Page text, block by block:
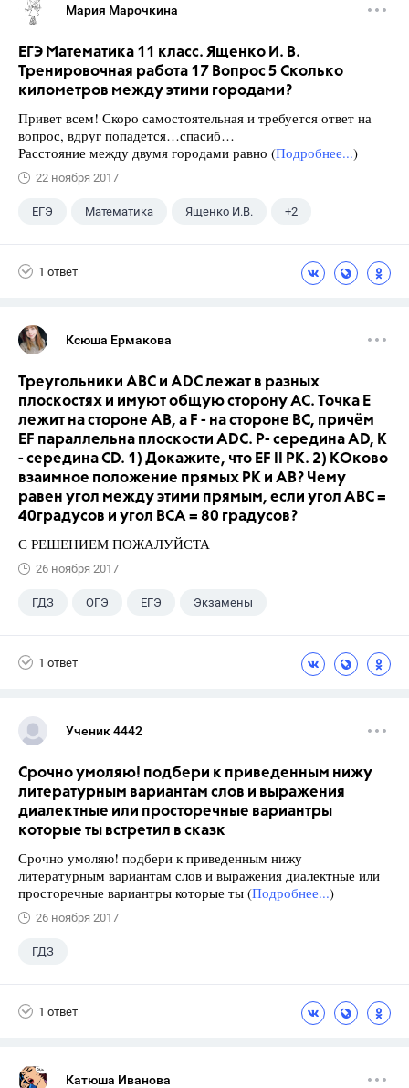
Мария Марочкина
ЕГЭ Математика 11 класс. Ященко И. В.
Тренировочная работа 17 Вопрос 5 Сколько
километров между этими городами?
Привет всем! Скоро самостоятельная и требуется ответ на
вопрос, вдруг попадется…спасиб…
Расстояние между двумя городами равно (Подробнее...)
22 ноября 2017
ЕГЭ Математика Ященко И.В. +2
1 ответ
Ксюша Ермакова
Треугольники ABC и ADC лежат в разных
плоскостях и имуют общую сторону AC. Точка E
лежит на стороне AB, а F - на стороне BC, причём
EF параллельна плоскости ADC. P- середина AD, K
- середина CD. 1) Докажите, что EF II PK. 2) КОково
взаимное положение прямых PK и AB? Чему
равен угол между этими прямым, если угол ABC =
40градусов и угол BCA = 80 градусов?
С РЕШЕНИЕМ ПОЖАЛУЙСТА
26 ноября 2017
ГДЗ ОГЭ ЕГЭ Экзамены
1 ответ
Ученик 4442
Срочно умоляю! подбери к приведенным нижу
литературным вариантам слов и выражения
диалектные или просторечные вариантры
которые ты встретил в сказк
Срочно умоляю! подбери к приведенным нижу
литературным вариантам слов и выражения диалектные или
просторечные вариантры которые ты (Подробнее...)
26 ноября 2017
ГДЗ
1 ответ
Катюша Иванова